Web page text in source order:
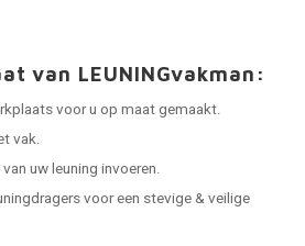
van LEUNINGvakman:
voor u op maat gemaakt.
vak.
uw leuning invoeren.
voor een stevige & veilige